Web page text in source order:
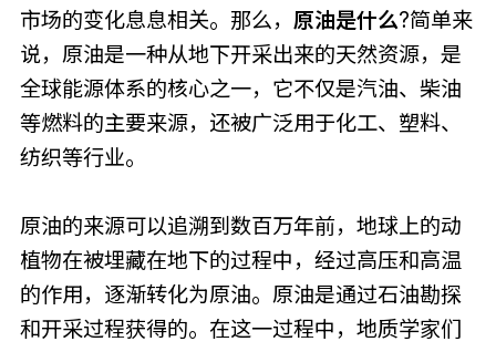
市场的变化息息相关。那么， 原油是什么?简单来
说，原油是一种从地下开采出来的天然资源，是
全球能源体系的核心之一，它不仅是汽油、柴油
等燃料的主要来源，还被广泛用于化工、塑料、
纺织等行业。
原油的来源可以追溯到数百万年前，地球上的动
植物在被埋藏在地下的过程中，经过高压和高温
的作用，逐渐转化为原油。原油是通过石油勘探
和开采过程获得的。在这一过程中，地质学家们